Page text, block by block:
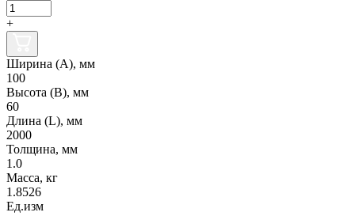
+
Ширина (А), мм
100
Высота (В), мм
60
Длина (L), мм
2000
Толщина, мм
1.0
Масса, кг
1.8526
Ед.изм